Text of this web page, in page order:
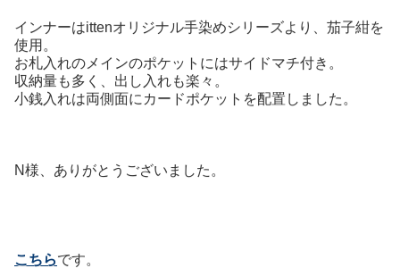
インナーはittenオリジナル手染めシリーズより、茄子紺を
使用。
お札入れのメインのポケットにはサイドマチ付き。
収納量も多く、出し入れも楽々。
小銭入れは両側面にカードポケットを配置しました。
N様、ありがとうございました。
こちらです。